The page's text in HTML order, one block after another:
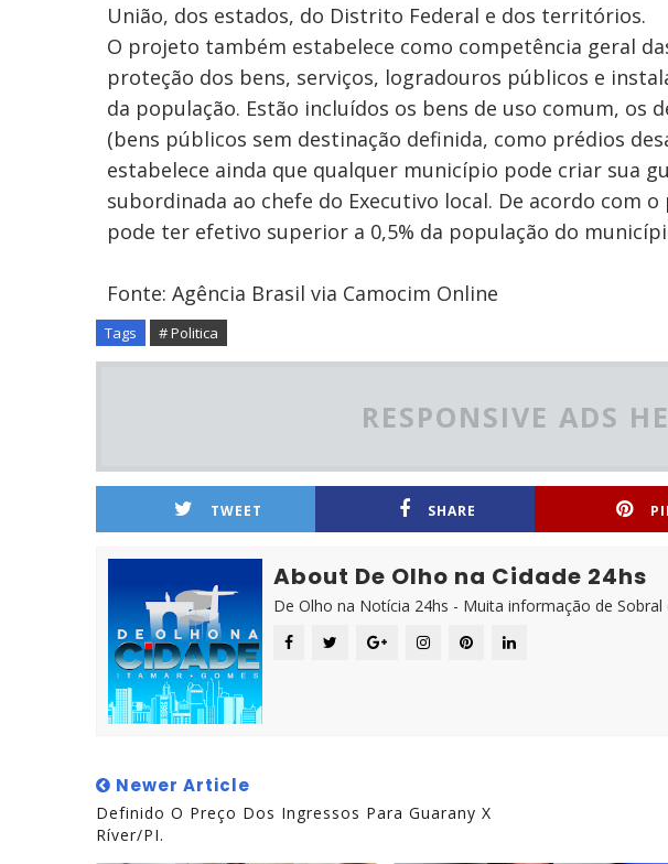
União, dos estados, do Distrito Federal e dos territórios.
O projeto também estabelece como competência geral
proteção dos bens, serviços, logradouros públicos e
da população. Estão incluídos os bens de uso comum, os
(bens públicos sem destinação definida, como prédios
estabelece ainda que qualquer município pode criar sua
subordinada ao chefe do Executivo local. De acordo com
pode ter efetivo superior a 0,5% da população do
Fonte: Agência Brasil via Camocim Online
Tags # Politica
RESPONSIVE ADS
TWEET SHARE
About De Olho na Cidade 24hs
De Olho na Notícia 24hs - Muita informação de
Newer Article
Definido O Preço Dos Ingressos Para Guarany X
Ríver/PI.